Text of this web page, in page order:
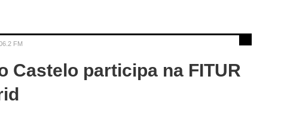
FM
Castelo participa na FITUR